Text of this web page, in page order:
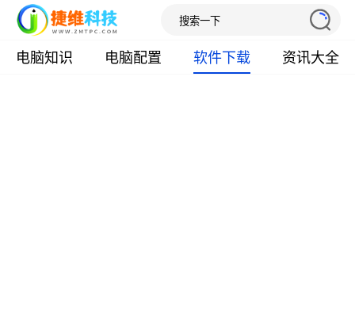
电脑知识 电脑配置 软件下载 资讯大全